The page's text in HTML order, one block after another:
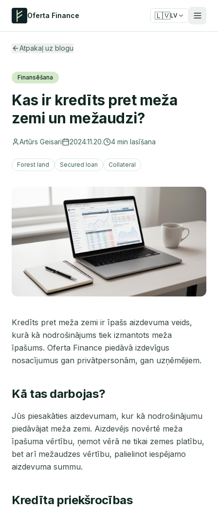
Oferta Finance 🇱🇻LV
Atpakaļ uz blogu
Finansēšana
Kas ir kredīts pret meža
zemi un mežaudzi?
Artūrs Geisari 2024.11.20. 4 min lasīšana
Forest land Secured loan Collateral
Kredīts pret meža zemi ir īpašs aizdevuma veids,
kurā kā nodrošinājums tiek izmantots meža
īpašums. Oferta Finance piedāvā izdevīgus
nosacījumus gan privātpersonām, gan uzņēmējiem.
Kā tas darbojas?
Jūs piesakāties aizdevumam, kur kā nodrošinājumu
piedāvājat meža zemi. Aizdevējs novērtē meža
īpašuma vērtību, ņemot vērā ne tikai zemes platību,
bet arī mežaudzes vērtību, palielinot iespējamo
aizdevuma summu.
Kredīta priekšrocības